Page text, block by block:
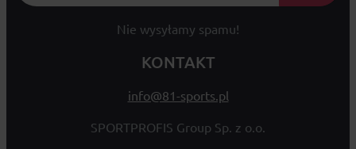
Nie wysyłamy spamu!
KONTAKT
info@81-sports.pl
SPORTPROFIS Group Sp. z o.o.